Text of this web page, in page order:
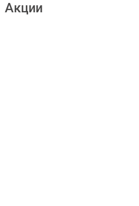
Акции